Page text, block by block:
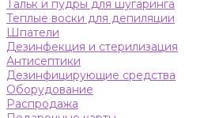
Тальк и пудры для шугаринга
Теплые воски для депиляции
Шпатели
Дезинфекция и стерилизация
Антисептики
Дезинфицирующие средства
Оборудование
Распродажа